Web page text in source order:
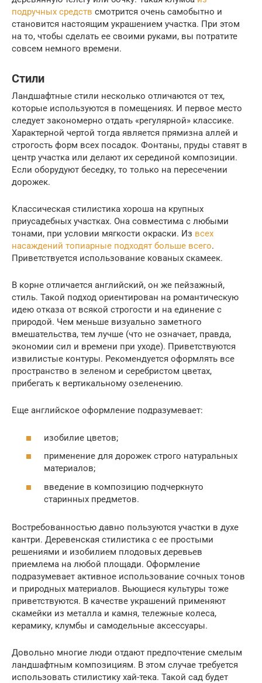
подручных средств смотрится очень самобытно и
становится настоящим украшением участка. При этом
на то, чтобы сделать ее своими руками, вы потратите
совсем немного времени.
Стили
Ландшафтные стили несколько отличаются от тех,
которые используются в помещениях. И первое место
следует закономерно отдать «регулярной» классике.
Характерной чертой тогда является прямизна аллей и
строгость форм всех посадок. Фонтаны, пруды ставят в
центр участка или делают их серединой композиции.
Если оборудуют беседку, то только на пересечении
дорожек.
Классическая стилистика хороша на крупных
приусадебных участках. Она совместима с любыми
тонами, при условии мягкости окраски. Из всех
насаждений топиарные подходят больше всего.
Приветствуется использование кованых скамеек.
В корне отличается английский, он же пейзажный,
стиль. Такой подход ориентирован на романтическую
идею отказа от всякой строгости и на единение с
природой. Чем меньше визуально заметного
вмешательства, тем лучше (что не означает, правда,
экономии сил и времени при уходе). Приветствуются
извилистые контуры. Рекомендуется оформлять все
пространство в зеленом и серебристом цветах,
прибегать к вертикальному озеленению.
Еще английское оформление подразумевает:
изобилие цветов;
применение для дорожек строго натуральных
материалов;
введение в композицию подчеркнуто
старинных предметов.
Востребованностью давно пользуются участки в духе
кантри. Деревенская стилистика с ее простыми
решениями и изобилием плодовых деревьев
приемлема на любой площади. Оформление
подразумевает активное использование сочных тонов
и природных материалов. Вьющиеся культуры тоже
приветствуются. В качестве украшений применяют
скамейки из металла и камня, тележные колеса,
керамику, клумбы и самодельные аксессуары.
Довольно многие люди отдают предпочтение смелым
ландшафтным композициям. В этом случае требуется
использовать стилистику хай-тека. Такой сад будет